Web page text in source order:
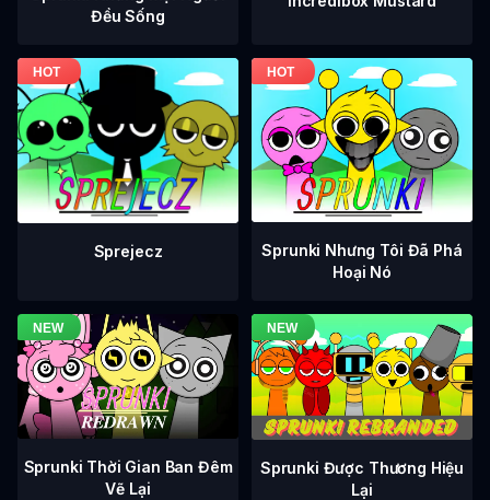
Đều Sống
Sprejecz
Sprunki Nhưng Tôi Đã Phá
Hoại Nó
Sprunki Thời Gian Ban Đêm
Vẽ Lại
Sprunki Được Thương Hiệu
Lại